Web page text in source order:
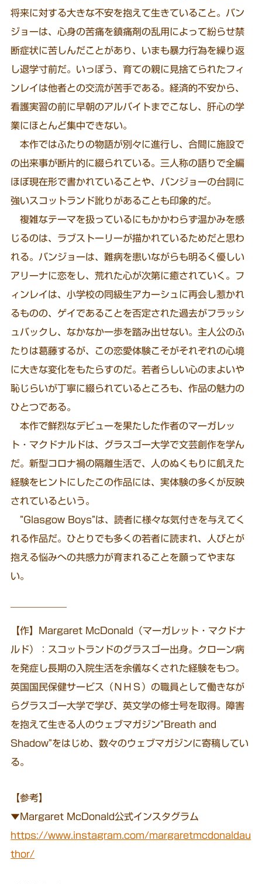
将来に対する大きな不安を抱えて生きていること。バン
ジョーは、心身の苦痛を鎮痛剤の乱用によって紛らせ禁
断症状に苦しんだことがあり、いまも暴力行為を繰り返
し退学寸前だ。いっぽう、育ての親に見捨てられたフィ
ンレイは他者との交流が苦手である。経済的不安から、
看護実習の前に早朝のアルバイトまでこなし、肝心の学
業にほとんど集中できない。
本作ではふたりの物語が別々に進行し、合間に施設で
の出来事が断片的に綴られている。三人称の語りで全編
ほぼ現在形で書かれていることや、バンジョーの台詞に
強いスコットランド訛りがあることも印象的だ。
複雑なテーマを扱っているにもかかわらず温かみを感
じるのは、ラブストーリーが描かれているためだと思わ
れる。バンジョーは、難病を患いながらも明るく優しい
アリーナに恋をし、荒れた心が次第に癒されていく。フ
ィンレイは、小学校の同級生アカーシュに再会し惹かれ
るものの、ゲイであることを否定された過去がフラッシ
ュバックし、なかなか一歩を踏み出せない。主人公のふ
たりは葛藤するが、この恋愛体験こそがそれぞれの心境
に大きな変化をもたらすのだ。若者らしい心のまよいや
恥じらいが丁寧に綴られているところも、作品の魅力の
ひとつである。
本作で鮮烈なデビューを果たした作者のマーガレッ
ト・マクドナルドは、グラスゴー大学で文芸創作を学ん
だ。新型コロナ禍の隔離生活で、人のぬくもりに飢えた
経験をヒントにしたこの作品には、実体験の多くが反映
されているという。
”Glasgow Boys”は、読者に様々な気付きを与えてく
れる作品だ。ひとりでも多くの若者に読まれ、人びとが
抱える悩みへの共感力が育まれることを願ってやまな
い。
【作】Margaret McDonald（マーガレット・マクドナ
ルド）：スコットランドのグラスゴー出身。クローン病
を発症し長期の入院生活を余儀なくされた経験をもつ。
英国国民保健サービス（ＮＨＳ）の職員として働きなが
らグラスゴー大学で学び、英文学の修士号を取得。障害
を抱えて生きる人のウェブマガジン”Breath and
Shadow”をはじめ、数々のウェブマガジンに寄稿してい
る。
【参考】
▼Margaret McDonald公式インスタグラム
https://www.instagram.com/margaretmcdonaldau
thor/